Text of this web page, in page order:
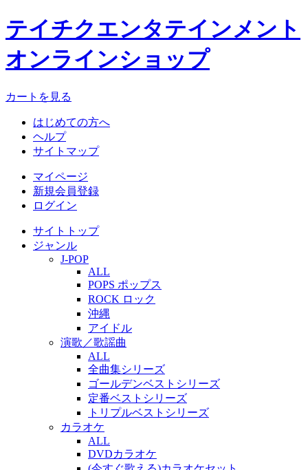
テイチクエンタテインメント
オンラインショップ
カートを見る
はじめての方へ
ヘルプ
サイトマップ
マイページ
新規会員登録
ログイン
サイトトップ
ジャンル
J-POP
ALL
POPS ポップス
ROCK ロック
沖縄
アイドル
演歌／歌謡曲
ALL
全曲集シリーズ
ゴールデンベストシリーズ
定番ベストシリーズ
トリプルベストシリーズ
カラオケ
ALL
DVDカラオケ